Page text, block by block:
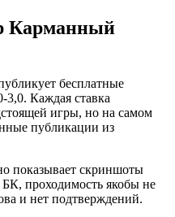
Карманный
бесплатные
3,0. Каждая ставка
игры, но на самом
публикации из
показывает скриншоты
БК, проходимость якобы не
и нет подтверждений.